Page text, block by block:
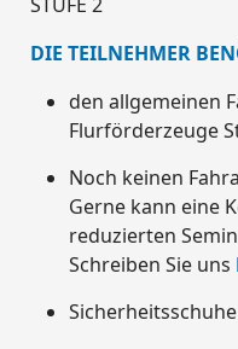
DIE TEILNEHMER
den allgemeinen
Flurförderzeuge
Noch keinen
Gerne kann eine
reduzierten
Schreiben Sie uns
Sicherheitsschuhe